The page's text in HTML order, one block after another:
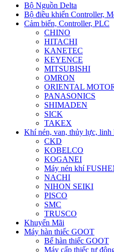
Bộ Nguồn Delta
Bộ điều khiển Controller,
Cảm biến, Controller, PLC
CHINO
HITACHI
KANETEC
KEYENCE
MITSUBISHI
OMRON
ORIENTAL
PANASONICS
SHIMADEN
SICK
TAKEX
Khí nén, van, thủy lực, linh
CKD
KOBELCO
KOGANEI
Máy nén khí
NACHI
NIHON SEIKI
PISCO
SMC
TRUSCO
Khuyến Mãi
Máy hàn thiếc GOOT
Bể hàn thiếc GOOT
Máy cấp thiếc tự